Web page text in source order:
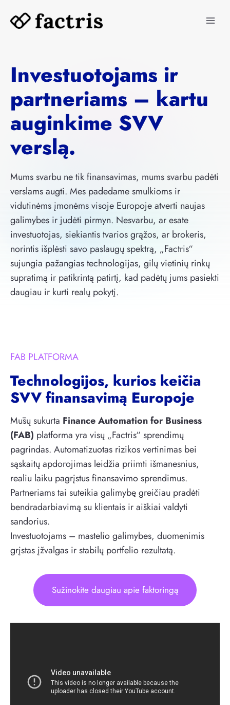
Investuotojams ir
partneriams – kartu
auginkime SVV
verslą.
Mums svarbu ne tik finansavimas, mums svarbu padėti
verslams augti. Mes padedame smulkioms ir
vidutinėms įmonėms visoje Europoje atverti naujas
galimybes ir judėti pirmyn. Nesvarbu, ar esate
investuotojas, siekiantis tvarios grąžos, ar brokeris,
norintis išplėsti savo paslaugų spektrą, „Factris“
sujungia pažangias technologijas, gilų vietinių rinkų
supratimą ir patikrintą patirtį, kad padėtų jums pasiekti
daugiau ir kurti realų pokytį.
FAB PLATFORMA
Technologijos, kurios keičia
SVV finansavimą Europoje
Mūsų sukurta Finance Automation for Business
(FAB) platforma yra visų „Factris“ sprendimų
pagrindas. Automatizuotas rizikos vertinimas bei
sąskaitų apdorojimas leidžia priimti išmanesnius,
realiu laiku pagrįstus finansavimo sprendimus.
Partneriams tai suteikia galimybę greičiau pradėti
bendradarbiavimą su klientais ir aiškiai valdyti
sandorius.
Investuotojams – mastelio galimybes, duomenimis
grįstas įžvalgas ir stabilų portfelio rezultatą.
Sužinokite daugiau apie faktoringą